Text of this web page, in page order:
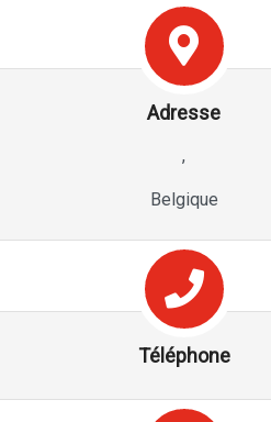
Adresse
,
Belgique
Téléphone